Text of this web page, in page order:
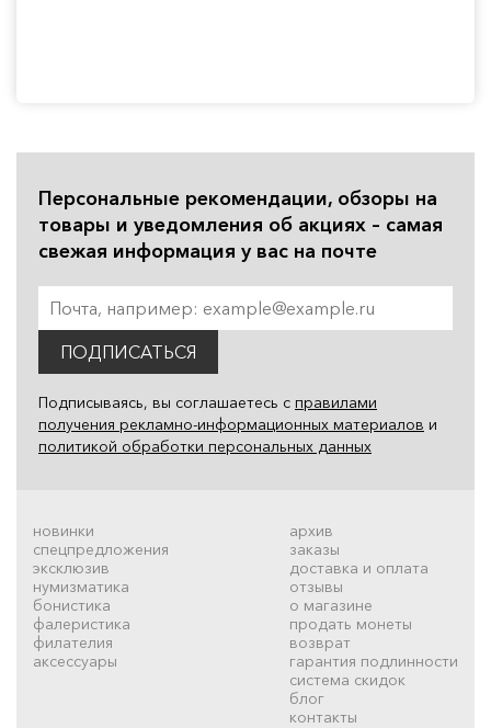
Персональные рекомендации, обзоры на
товары и уведомления об акциях – самая
свежая информация у вас на почте
ПОДПИСАТЬСЯ
Подписываясь, вы соглашаетесь с правилами
получения рекламно-информационных материалов и
политикой обработки персональных данных
новинки
спецпредложения
эксклюзив
нумизматика
бонистика
фалеристика
филателия
аксессуары
архив
заказы
доставка и оплата
отзывы
о магазине
продать монеты
возврат
гарантия подлинности
система скидок
блог
контакты